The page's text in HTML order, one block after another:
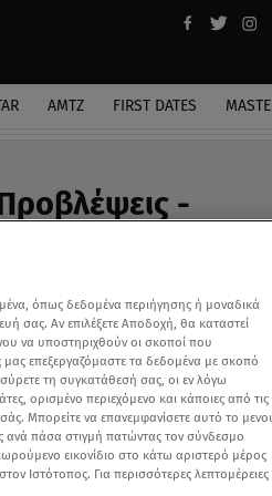
ΑΜΤΖ FIRST DATES
-
Κου»
όπως δεδομένα περιήγησης ή μοναδικά
σας. Αν επιλέξετε Αποδοχή, θα καταστεί
να υποστηριχθούν οι σκοποί που
μας επεξεργαζόμαστε τα δεδομένα με σκοπό
τη συγκατάθεσή σας, οι εν λόγω
ορισμένο περιεχόμενο και κάποιες από τις
Μπορείτε να επανεμφανίσετε αυτό το
ανά πάσα στιγμή πατώντας τον σύνδεσμο
εικονίδιο στο κάτω αριστερό μέρος
Ιστότοπος. Για περισσότερες λεπτομέρειες